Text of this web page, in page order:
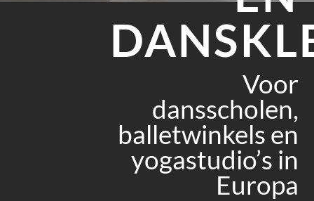
Voor
dansscholen,
balletwinkels en
yogastudio’s in
Europa